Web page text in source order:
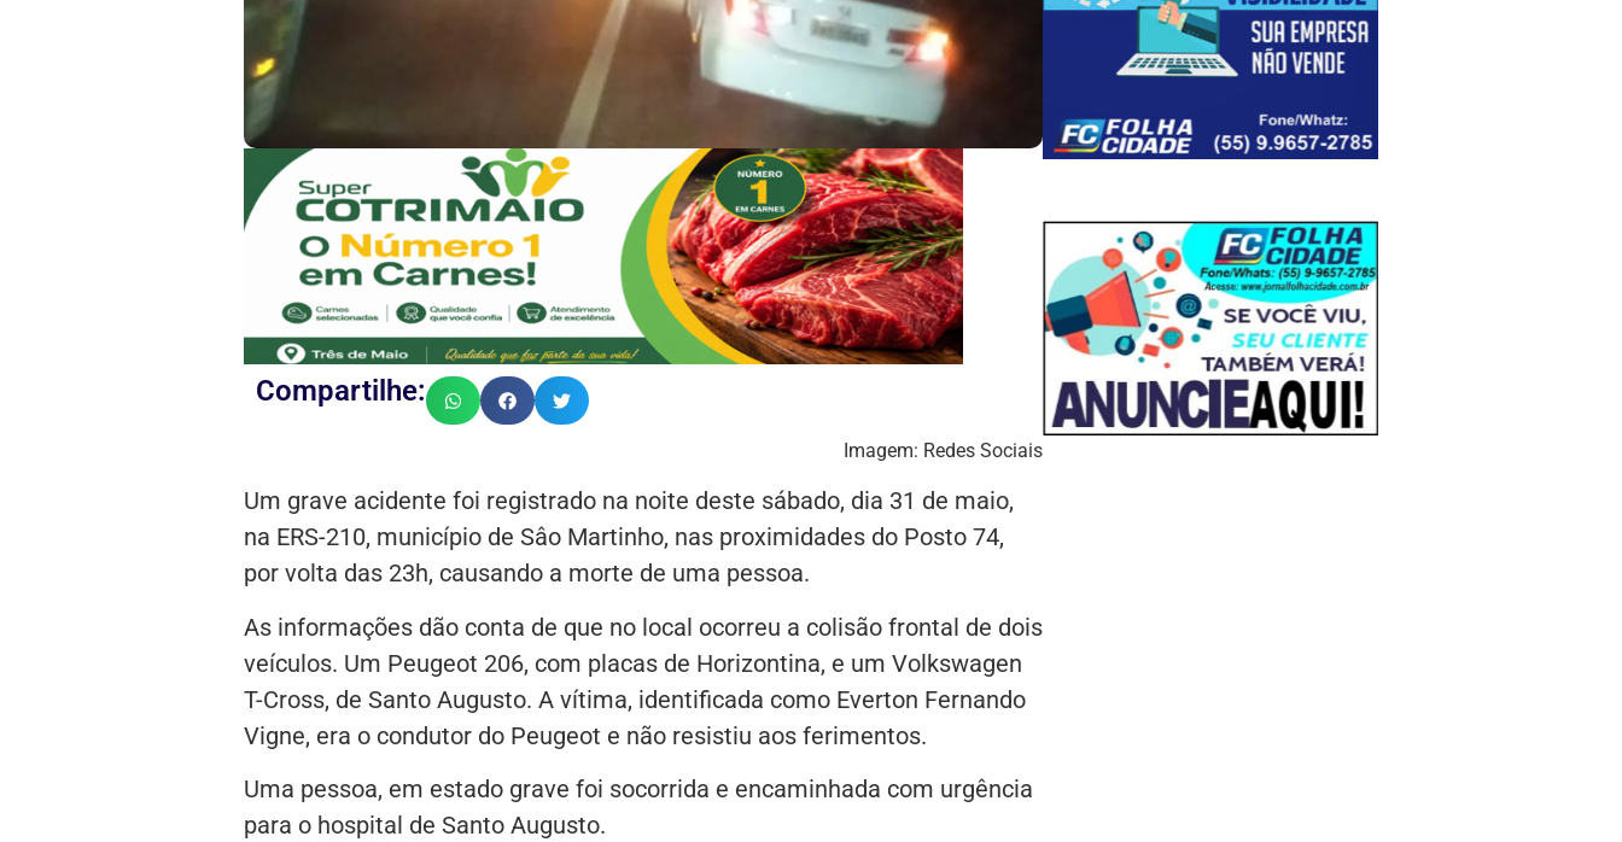
Compartilhe:
Imagem: Redes Sociais
Um grave acidente foi registrado na noite deste sábado, dia 31 de maio,
na ERS-210, município de Sâo Martinho, nas proximidades do Posto 74,
por volta das 23h, causando a morte de uma pessoa.
As informações dão conta de que no local ocorreu a colisão frontal de dois
veículos. Um Peugeot 206, com placas de Horizontina, e um Volkswagen
T-Cross, de Santo Augusto. A vítima, identificada como Everton Fernando
Vigne, era o condutor do Peugeot e não resistiu aos ferimentos.
Uma pessoa, em estado grave foi socorrida e encaminhada com urgência
para o hospital de Santo Augusto.